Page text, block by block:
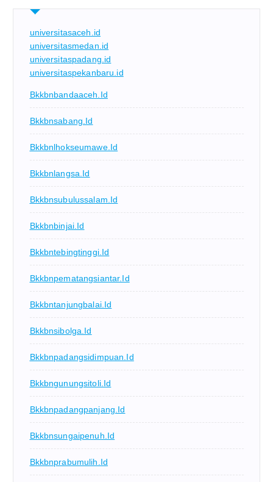
universitasaceh.id
universitasmedan.id
universitaspadang.id
universitaspekanbaru.id
Bkkbnbandaaceh.id
Bkkbnsabang.id
Bkkbnlhokseumawe.id
Bkkbnlangsa.id
Bkkbnsubulussalam.id
Bkkbnbinjai.id
Bkkbntebingtinggi.id
Bkkbnpematangsiantar.id
Bkkbntanjungbalai.id
Bkkbnsibolga.id
Bkkbnpadangsidimpuan.id
Bkkbngunungsitoli.id
Bkkbnpadangpanjang.id
Bkkbnsungaipenuh.id
Bkkbnprabumulih.id